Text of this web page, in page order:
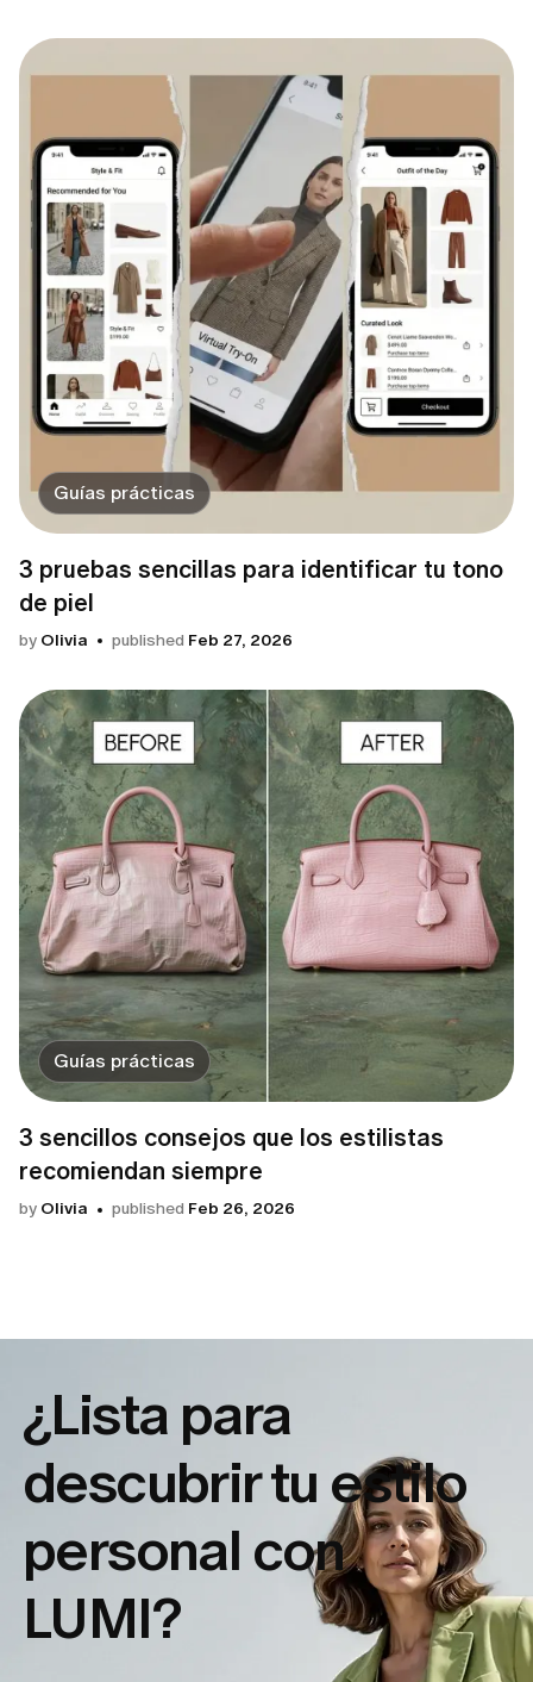
Guías prácticas
3 pruebas sencillas para identificar tu tono
de piel
by Olivia published Feb 27, 2026
Guías prácticas
3 sencillos consejos que los estilistas
recomiendan siempre
by Olivia published Feb 26, 2026
¿Lista para
descubrir tu estilo
personal con
LUMI?